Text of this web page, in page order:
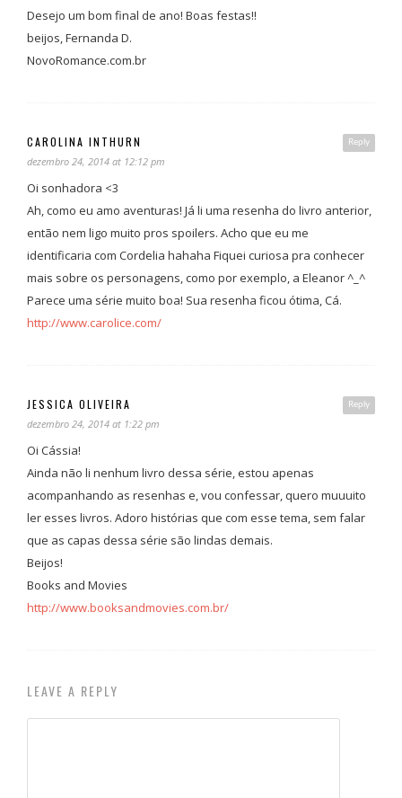
Desejo um bom final de ano! Boas festas!!
beijos, Fernanda D.
NovoRomance.com.br
Reply
CAROLINA INTHURN
dezembro 24, 2014 at 12:12 pm
Oi sonhadora <3
Ah, como eu amo aventuras! Já li uma resenha do livro anterior,
então nem ligo muito pros spoilers. Acho que eu me
identificaria com Cordelia hahaha Fiquei curiosa pra conhecer
mais sobre os personagens, como por exemplo, a Eleanor ^_^
Parece uma série muito boa! Sua resenha ficou ótima, Cá.
http://www.carolice.com/
Reply
JESSICA OLIVEIRA
dezembro 24, 2014 at 1:22 pm
Oi Cássia!
Ainda não li nenhum livro dessa série, estou apenas
acompanhando as resenhas e, vou confessar, quero muuuito
ler esses livros. Adoro histórias que com esse tema, sem falar
que as capas dessa série são lindas demais.
Beijos!
Books and Movies
http://www.booksandmovies.com.br/
LEAVE A REPLY